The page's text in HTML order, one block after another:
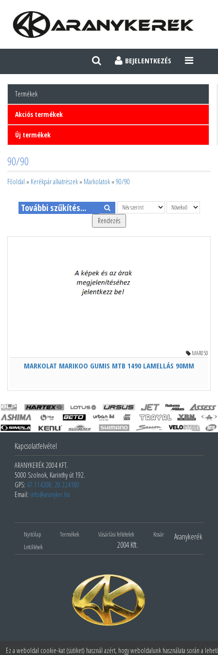
BEJELENTKEZÉS
TOGGLE
Termékek
Akciós termékek
Új termékek
90/90
Főoldal » Kerékpár alkatrészek» Markolatok»90/90
Rendezés
MAR050
MARKOLAT MARIKOO GUMIS MTB 1490 LAMELLÁS 90MM
Kapcsolatfelvétel
ARANYKERÉK 2004 KFT.
5000 Szolnok, Karinthy út 192.
GPS: 47.114208, 20.224180
Email: info@aranyker.hu
Nyitólap Termékek Vásárlási feltételek
Kosár
Letöltések
Aranykerék
2004 Kft.
Ez a weboldal cookie-kat (sütiket) használ azért, hogy weboldalunk használata során a